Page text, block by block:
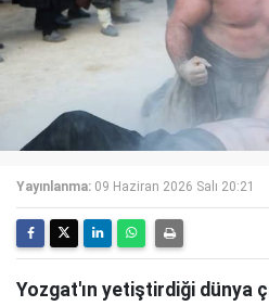
Yayınlanma: 09 Haziran 2026 Salı 20:21
Yozgat'ın yetiştirdiği dünya